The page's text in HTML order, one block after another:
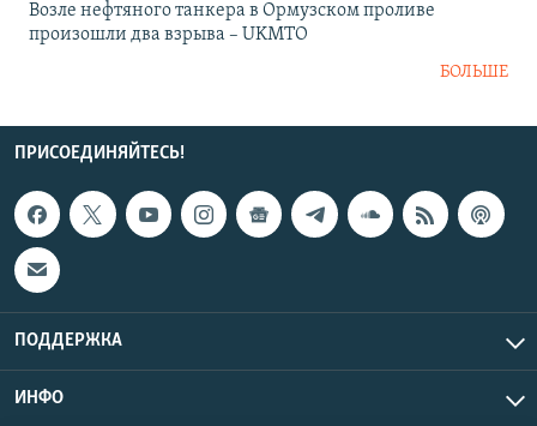
Возле нефтяного танкера в Ормузском проливе
произошли два взрыва – UKMTO
БОЛЬШЕ
ПРИСОЕДИНЯЙТЕСЬ!
ПОДДЕРЖКА
ИНФО